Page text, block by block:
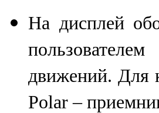
На дисплей
движений. Для
Polar –